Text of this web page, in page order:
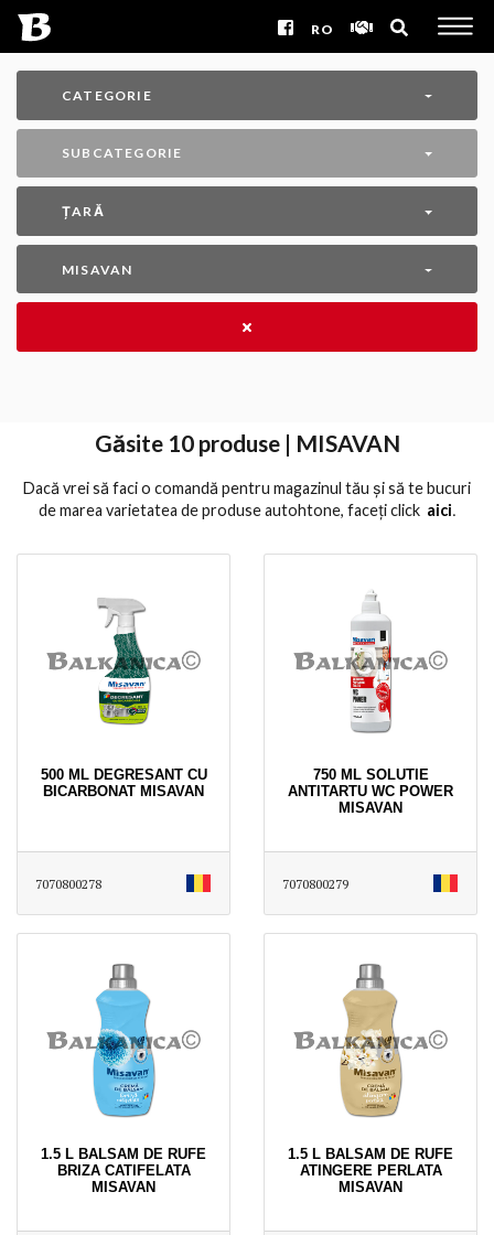
RO
CATEGORIE
SUBCATEGORIE
ȚARĂ
MISAVAN
Găsite 10produse | MISAVAN
Dacă vrei să faci o comandă pentru magazinul tău și să te bucuri
de marea varietatea de produse autohtone, faceți click aici․
500 ML DEGRESANT CU
BICARBONAT MISAVAN
7070800278
750 ML SOLUTIE
ANTITARTU WC POWER
MISAVAN
7070800279
1.5 L BALSAM DE RUFE
BRIZA CATIFELATA
MISAVAN
1.5 L BALSAM DE RUFE
ATINGERE PERLATA
MISAVAN